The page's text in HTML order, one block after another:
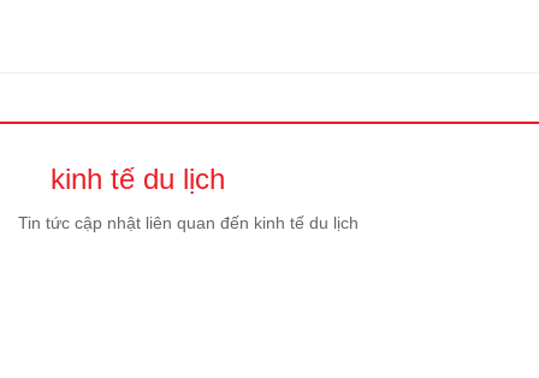
kinh tế du lịch
Tin tức cập nhật liên quan đến kinh tế du lịch